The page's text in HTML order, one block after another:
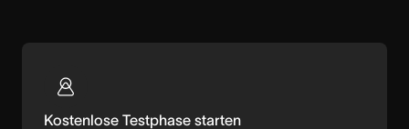
Kostenlose Testphase starten